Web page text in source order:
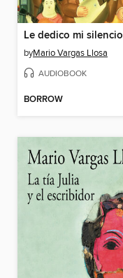
Le dedico mi silencio
byMario Vargas Llosa
AUDIOBOOK
BORROW